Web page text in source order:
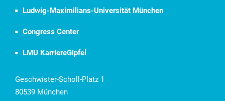
Ludwig-Maximilians-Universität München
Congress Center
LMU KarriereGipfel
Geschwister-Scholl-Platz 1
80539 München